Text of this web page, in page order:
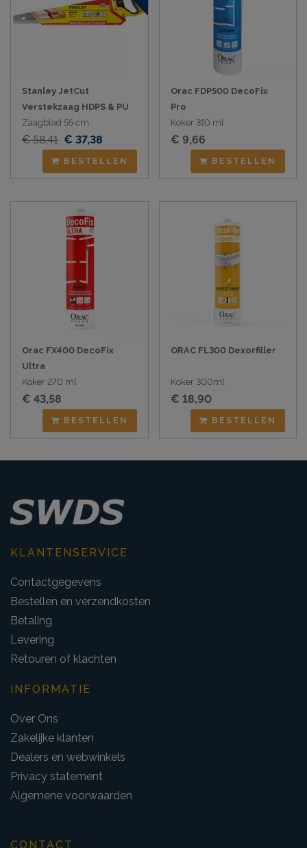
Stanley JetCut
Verstekzaag HDPS & PU
Zaagblad 55 cm
€ 58,41 € 37,38
BESTELLEN
Orac FDP500 DecoFix
Pro
Koker 310 ml
€ 9,66
BESTELLEN
Orac FX400 DecoFix
Ultra
Koker 270 ml
€ 43,58
BESTELLEN
ORAC FL300 Dexorfiller
Koker 300ml
€ 18,90
BESTELLEN
KLANTENSERVICE
Contactgegevens
Bestellen en verzendkosten
Betaling
Levering
Retouren of klachten
INFORMATIE
Over Ons
Zakelijke klanten
Dealers en webwinkels
Privacy statement
Algemene voorwaarden
CONTACT